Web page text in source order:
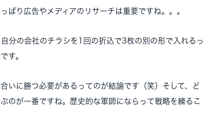
ぱり広告やメディアのリサーチは重要ですね。。。
分の会社のチラシを1回の折込で3枚の別の形で入れるっ
す。
いに勝つ必要があるってのが結論です（笑）そして、ど
のが一番ですね。歴史的な軍師にならって戦略を練るこ